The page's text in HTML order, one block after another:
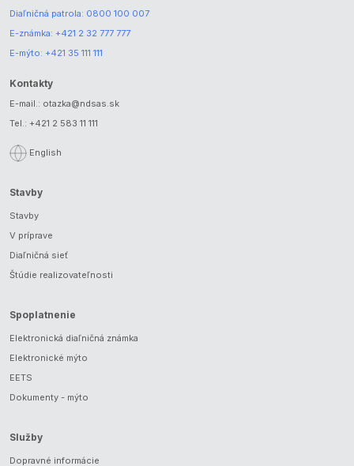
Diaľničná patrola: 0800 100 007
E-známka: +421 2 32 777 777
E-mýto: +421 35 111 111
Kontakty
E-mail.: otazka@ndsas.sk
Tel.: +421 2 583 11 111
English
Stavby
Stavby
V príprave
Diaľničná sieť
Štúdie realizovateľnosti
Spoplatnenie
Elektronická diaľničná známka
Elektronické mýto
EETS
Dokumenty - mýto
Služby
Dopravné informácie